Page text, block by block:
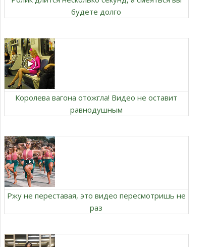
будете долго
Королева вагона отожгла! Видео не оставит
равнодушным
Ржу не переставая, это видео пересмотришь не
раз